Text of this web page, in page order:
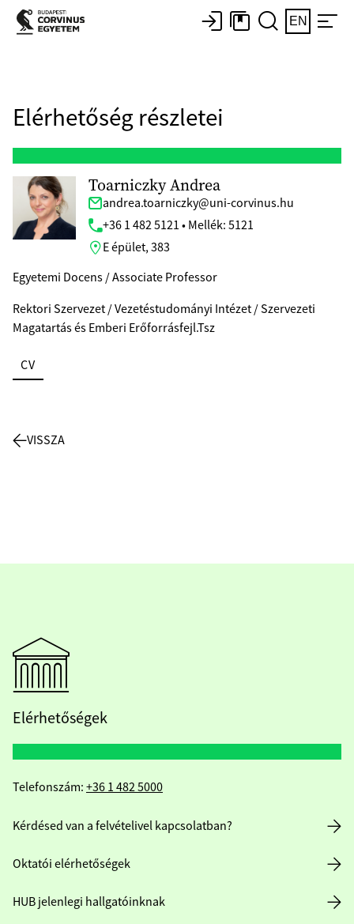
EN
Elérhetőség részletei
Toarniczky Andrea
andrea.toarniczky@uni-corvinus.hu
+36 1 482 5121 • Mellék: 5121
E épület, 383
Egyetemi Docens / Associate Professor
Rektori Szervezet / Vezetéstudományi Intézet / Szervezeti
Magatartás és Emberi Erőforrásfejl.Tsz
CV
VISSZA
Elérhetőségek
Telefonszám: +36 1 482 5000
Kérdésed van a felvételivel kapcsolatban?
Oktatói elérhetőségek
HUB jelenlegi hallgatóinknak